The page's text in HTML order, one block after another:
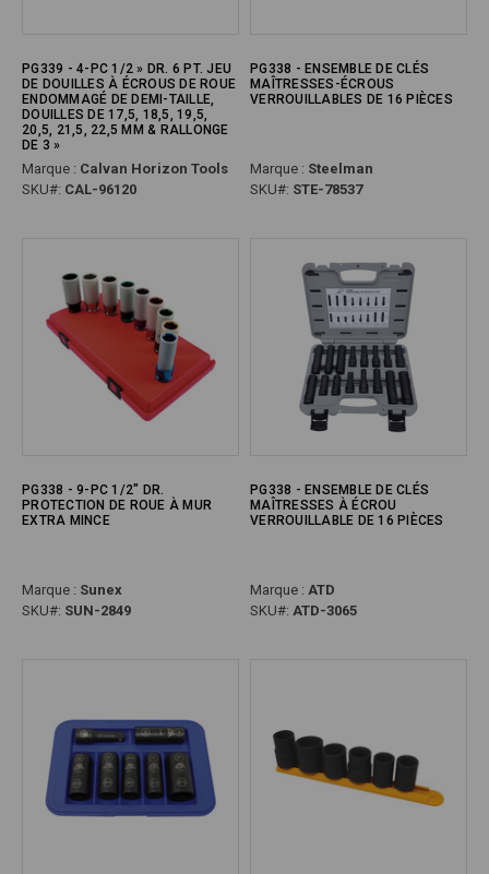
PG339 - 4-PC 1/2 » DR. 6 PT. JEU
DE DOUILLES À ÉCROUS DE ROUE
ENDOMMAGÉ DE DEMI-TAILLE,
DOUILLES DE 17,5, 18,5, 19,5,
20,5, 21,5, 22,5 MM & RALLONGE
DE 3 »
Marque : Calvan Horizon Tools
SKU#: CAL-96120
PG338 - ENSEMBLE DE CLÉS
MAÎTRESSES-ÉCROUS
VERROUILLABLES DE 16 PIÈCES
Marque : Steelman
SKU#: STE-78537
PG338 - 9-PC 1/2" DR.
PROTECTION DE ROUE À MUR
EXTRA MINCE
Marque : Sunex
SKU#: SUN-2849
PG338 - ENSEMBLE DE CLÉS
MAÎTRESSES À ÉCROU
VERROUILLABLE DE 16 PIÈCES
Marque : ATD
SKU#: ATD-3065